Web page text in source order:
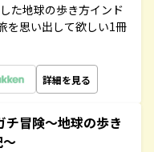
た地球の歩き方インド
思い出して欲しい1冊
詳細を見る
チ冒険～地球の歩き